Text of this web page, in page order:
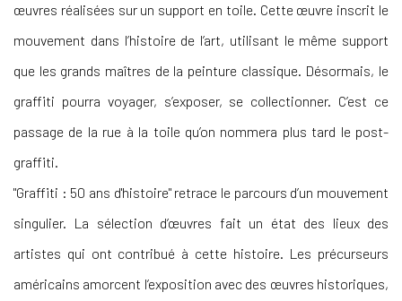
œuvres réalisées sur un support en toile. Cette œuvre inscrit le
mouvement dans l’histoire de l’art, utilisant le même support
que les grands maîtres de la peinture classique. Désormais, le
graffiti pourra voyager, s’exposer, se collectionner. C’est ce
passage de la rue à la toile qu’on nommera plus tard le post-
graffiti.
"Graffiti : 50 ans d'histoire" retrace le parcours d’un mouvement
singulier. La sélection d’œuvres fait un état des lieux des
artistes qui ont contribué à cette histoire. Les précurseurs
américains amorcent l’exposition avec des œuvres historiques,